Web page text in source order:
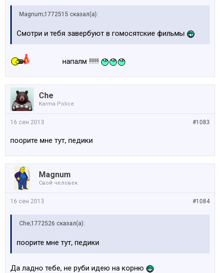
Magnum;1772515 сказал(а):
Смотри и тебя завербуют в гомосятские фильмы
напалм !!!!!
Che
Karma Police
#1083
16 сен 2013
поорите мне тут, педики
Magnum
Свой человек
#1084
16 сен 2013
Che;1772526 сказал(а):
поорите мне тут, педики
Да ладно тебе, не руби идею на корню